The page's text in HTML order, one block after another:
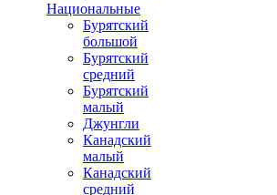
Национальные
Бурятский
большой
Бурятский
средний
Бурятский
малый
Джунгли
Канадский
малый
Канадский
средний